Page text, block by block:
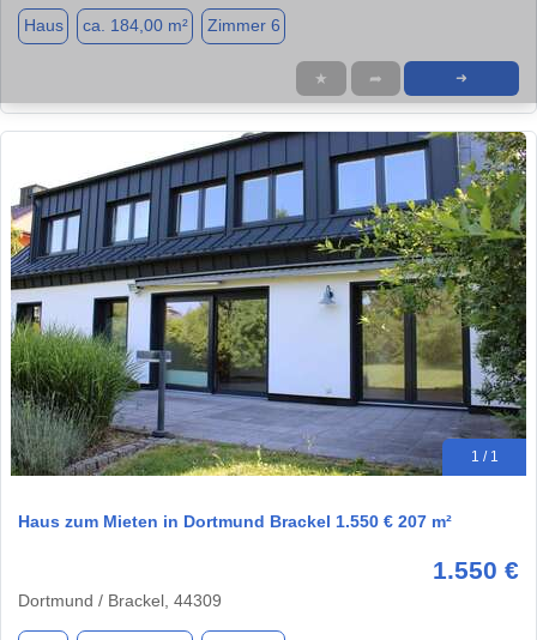
Haus ca. 184,00 m² Zimmer 6
★ ➦ ➜
1 / 1
Haus zum Mieten in Dortmund Brackel 1.550 € 207 m²
1.550 €
Dortmund / Brackel, 44309